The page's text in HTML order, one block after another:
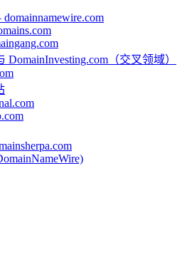
DomainInvesting.com（交叉领域）